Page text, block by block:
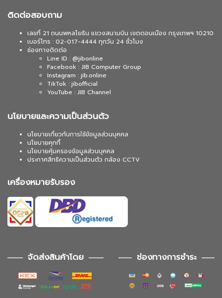
ติดต่อสอบถาม
เลขที่ 21 ถนนพหลโยธิน แขวงสนามบิน เขตดอนเมือง กรุงเทพฯ 10210
เบอร์โทร : 02-017-4444 ทุกวัน 24 ชั่วโมง
ช่องทางติดต่อ
Line ID : @jibonline
Facebook : JIB Computer Group
Instagram : jib.online
TikTok : jibofficial
YouTube : JIB Channel
นโยบายและความเป็นส่วนตัว
นโยบายเกี่ยวกับการใช้ข้อมูลส่วนบุคคล
นโยบายคุกกี้
นโยบายคุ้มครองข้อมูลส่วนบุคคล
ประกาศสิทธิความเป็นส่วนตัว กล้อง CCTV
เครื่องหมายรับรอง
จัดส่งสินค้าโดย ช่องทางการชำระ